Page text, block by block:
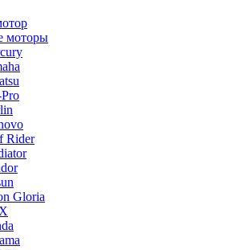
моторы
Pro
Rider
Gloria